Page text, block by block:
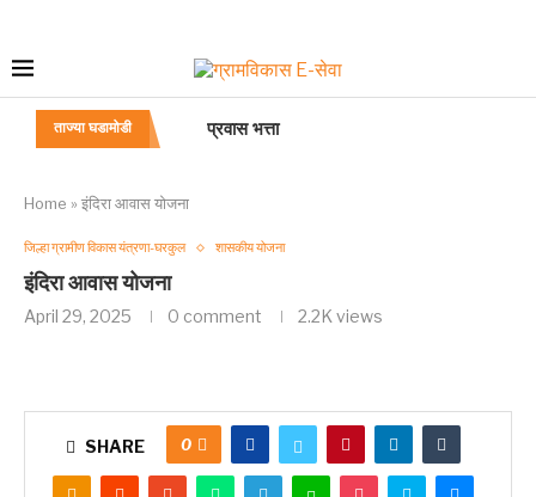
ताज्या घडामोडी
प्रवास भत्ता
Home » इंदिरा आवास योजना
जिल्हा ग्रामीण विकास यंत्रणा-घरकुल शासकीय योजना
इंदिरा आवास योजना
April 29, 2025 0 comment 2.2K views
SHARE 0